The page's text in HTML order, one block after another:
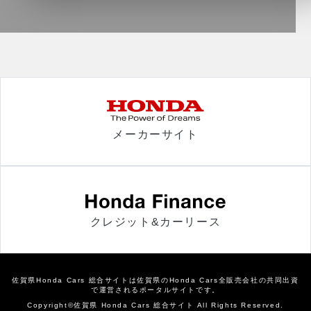
メーカーサイト
クレジット&カーリース
佐賀県Honda Cars 総合サイトは佐賀県のHonda Cars全販売会社の共同出資
で運営されるポータルサイトです。
Copyright©佐賀県 Honda Cars 総合サイト All Rights Reserved.